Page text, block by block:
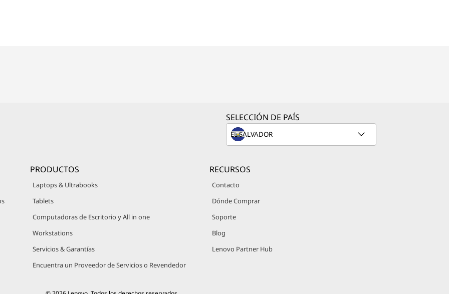
SELECCIÓN DE PAÍS
PRODUCTOS
Laptops & Ultrabooks
Tablets
Computadoras de Escritorio y All in one
Workstations
Servicios & Garantías
Encuentra un Proveedor de Servicios o Revendedor
RECURSOS
Contacto
Dónde Comprar
Soporte
Blog
Lenovo Partner Hub